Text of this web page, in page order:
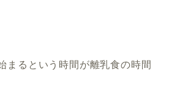
まるという時間が離乳食の時間